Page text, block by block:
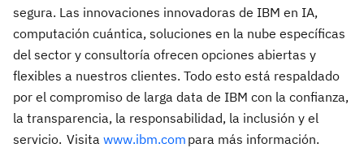
segura. Las innovaciones innovadoras de IBM en IA,
computación cuántica, soluciones en la nube específicas
del sector y consultoría ofrecen opciones abiertas y
flexibles a nuestros clientes. Todo esto está respaldado
por el compromiso de larga data de IBM con la confianza,
la transparencia, la responsabilidad, la inclusión y el
servicio. Visita www.ibm.com para más información.